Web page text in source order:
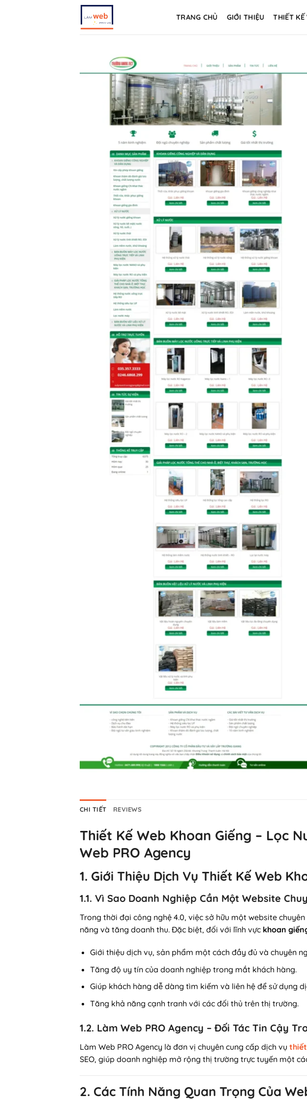
TRANG CHỦ GIỚI THIỆU THIẾT KẾ
CHI TIẾT REVIEWS
Thiết Kế Web Khoan Giếng – Lọc
Web PRO Agency
1. Giới Thiệu Dịch Vụ Thiết Kế Web
1.1. Vì Sao Doanh Nghiệp Cần Một Website
Trong thời đại công nghệ 4.0, việc sở hữu một website
năng và tăng doanh thu. Đặc biệt, đối với lĩnh vực khoan
Giới thiệu dịch vụ, sản phẩm một cách đầy đủ và chuyên
Tăng độ uy tín của doanh nghiệp trong mắt khách hàng.
Giúp khách hàng dễ dàng tìm kiếm và liên hệ để sử dụng
Tăng khả năng cạnh tranh với các đối thủ trên thị trường.
1.2. Làm Web PRO Agency – Đối Tác Tin Cậy
Làm Web PRO Agency là đơn vị chuyên cung cấp dịch vụ
SEO, giúp doanh nghiệp mở rộng thị trường trực tuyến một
2. Các Tính Năng Quan Trọng Của